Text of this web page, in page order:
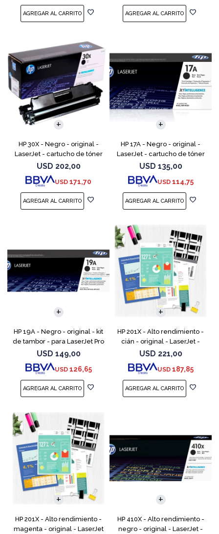
HP 30X - Negro - original -
LaserJet - cartucho de tóner
(CF230X) - para LaserJet Pro
M203d, M203dn, M203dw, MFP
M227fdn, MFP M2
USD 202,00
USD 171,70
HP 17A - Negro - original -
LaserJet - cartucho de tóner
(CF217A) - para LaserJet Pro
M102a, M102w, MFP M130a,
MFP M130fn, MFP M
USD 135,00
USD 114,75
HP 19A - Negro - original - kit
de tambor - para LaserJet Pro
M102, M104, MFP M130, MFP
M132
USD 149,00
USD 126,65
HP 201X - Alto rendimiento -
cián - original - LaserJet -
cartucho de tóner (CF401X) -
para Color LaserJet Pro
M252dn, M252dw, M
USD 221,00
USD 187,85
HP 201X - Alto rendimiento -
magenta - original - LaserJet
HP 410X - Alto rendimiento -
negro - original - LaserJet -